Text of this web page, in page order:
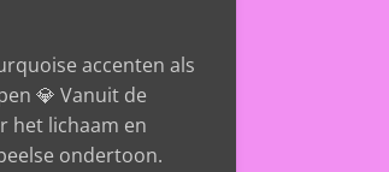
accenten als
💎 Vanuit de
het lichaam en
ondertoon.